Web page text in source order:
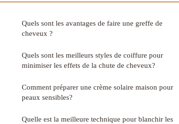
Quels sont les avantages de faire une greffe de
cheveux ?
Quels sont les meilleurs styles de coiffure pour
minimiser les effets de la chute de cheveux?
Comment préparer une crème solaire maison pour
peaux sensibles?
Quelle est la meilleure technique pour blanchir les